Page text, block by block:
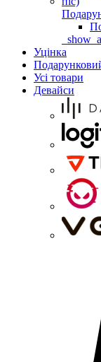
Уцінка
Усі товари
Девайси